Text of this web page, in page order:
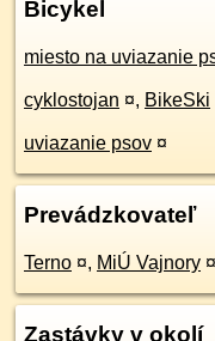
Bicykel
miesto na uviazanie
cyklostojan ¤, BikeSki
uviazanie psov ¤
Prevádzkovateľ
Terno ¤, MiÚ Vajnory ¤
Zastávky v okolí